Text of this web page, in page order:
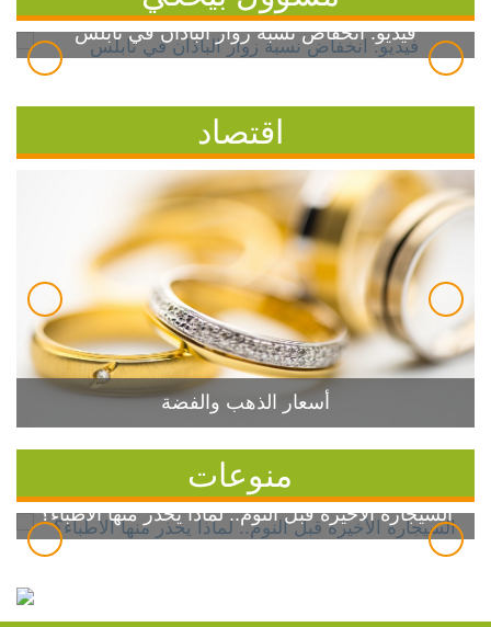
فيديو: انخفاض نسبة زوار الباذان في نابلس
اقتصاد
أسعار الذهب والفضة
منوعات
السيجارة الأخيرة قبل النوم.. لماذا يحذر منها الأطباء؟